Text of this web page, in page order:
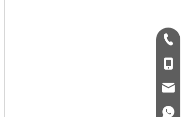
+ 86-532-
+86 -
+86 -